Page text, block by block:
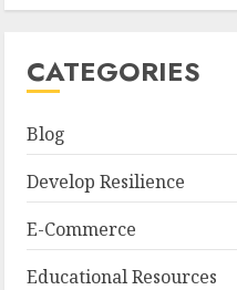
CATEGORIES
Blog
Develop Resilience
E-Commerce
Educational Resources